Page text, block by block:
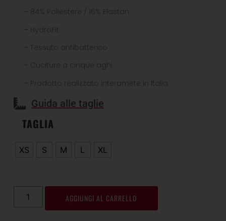
– 84% Poliestere / 16% Elastan
– HydroFit
– Tessuto antibatterico
– Cuciture a cinque aghi
– Prodotto realizzato interamete in Italia
Guida alle taglie
TAGLIA
XS S M L XL
AGGIUNGI AL CARRELLO